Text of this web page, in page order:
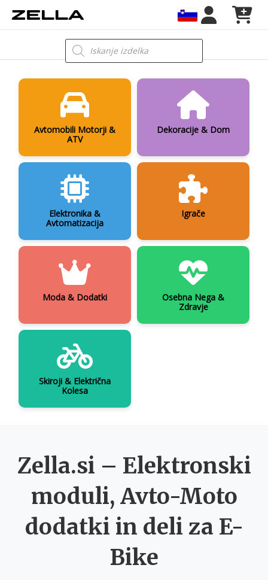
Products
search
Avtomobili Motorji &
ATV
Dekoracije & Dom
Elektronika &
Avtomatizacija
Igrače
Moda & Dodatki
Osebna Nega &
Zdravje
Skiroji & Električna
Kolesa
Zella.si – Elektronski
moduli, Avto-Moto
dodatki in deli za E-
Bike